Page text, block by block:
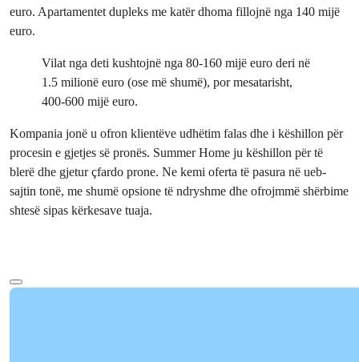
euro. Apartamentet dupleks me katër dhoma fillojnë nga 140 mijë
euro.
Vilat nga deti kushtojnë nga 80-160 mijë euro deri në
1.5 milionë euro (ose më shumë), por mesatarisht,
400-600 mijë euro.
Kompania jonë u ofron klientëve udhëtim falas dhe i këshillon për
procesin e gjetjes së pronës. Summer Home ju këshillon për të
blerë dhe gjetur çfardo prone. Ne kemi oferta të pasura në ueb-
sajtin tonë, me shumë opsione të ndryshme dhe ofrojmmë shërbime
shtesë sipas kërkesave tuaja.
Ref:
Çmimi